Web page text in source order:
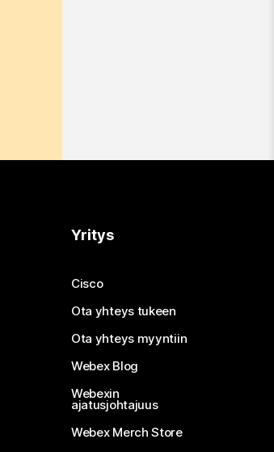
Yritys
Cisco
Ota yhteys tukeen
Ota yhteys myyntiin
Webex Blog
Webexin
ajatusjohtajuus
Webex Merch Store